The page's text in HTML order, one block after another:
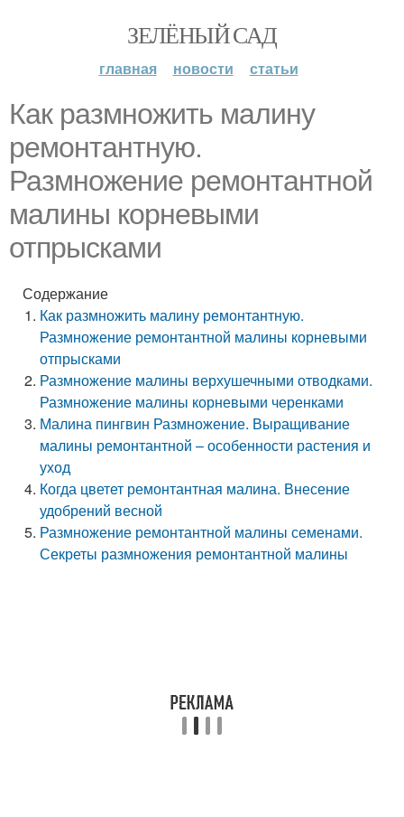
ЗЕЛЁНЫЙ САД
главная новости статьи
Как размножить малину
ремонтантную.
Размножение ремонтантной
малины корневыми
отпрысками
Содержание
Как размножить малину ремонтантную.
Размножение ремонтантной малины корневыми
отпрысками
Размножение малины верхушечными отводками.
Размножение малины корневыми черенками
Малина пингвин Размножение. Выращивание
малины ремонтантной – особенности растения и
уход
Когда цветет ремонтантная малина. Внесение
удобрений весной
Размножение ремонтантной малины семенами.
Секреты размножения ремонтантной малины